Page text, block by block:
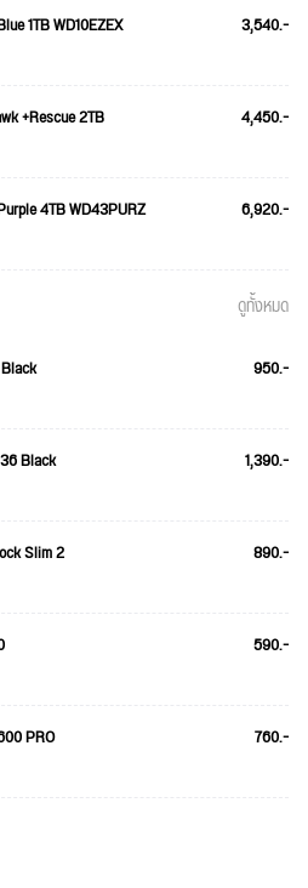
1TB WD10EZEX 3,540.-
+Rescue 2TB 4,450.-
4TB WD43PURZ 6,920.-
ดูทั้งหมด
950.-
Black 1,390.-
Slim 2 890.-
590.-
PRO 760.-